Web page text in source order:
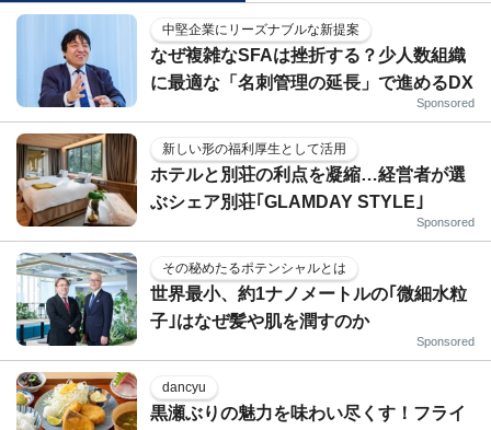
中堅企業にリーズナブルな新提案
なぜ複雑なSFAは挫折する？少人数組織
に最適な「名刺管理の延長」で進めるDX
Sponsored
新しい形の福利厚生として活用
ホテルと別荘の利点を凝縮…経営者が選
ぶシェア別荘｢GLAMDAY STYLE｣
Sponsored
その秘めたるポテンシャルとは
世界最小、約1ナノメートルの｢微細水粒
子｣はなぜ髪や肌を潤すのか
Sponsored
dancyu
黒瀬ぶりの魅力を味わい尽くす！フライ